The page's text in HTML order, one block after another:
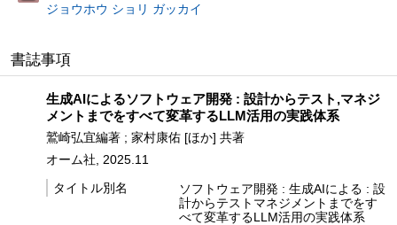
ジョウホウ ショリ ガッカイ
書誌事項
生成AIによるソフトウェア開発 : 設計からテスト,マネジ
メントまでをすべて変革するLLM活用の実践体系
鷲崎弘宜編著 ; 家村康佑 [ほか] 共著
オーム社, 2025.11
タイトル別名
ソフトウェア開発 : 生成AIによる : 設
計からテストマネジメントまでをす
べて変革するLLM活用の実践体系